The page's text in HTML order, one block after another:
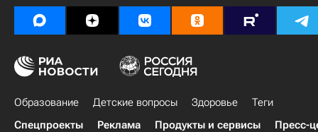
Образование Детские вопросы Здоровье
Теги
Спецпроекты
Реклама Продукты и сервисы Пресс-